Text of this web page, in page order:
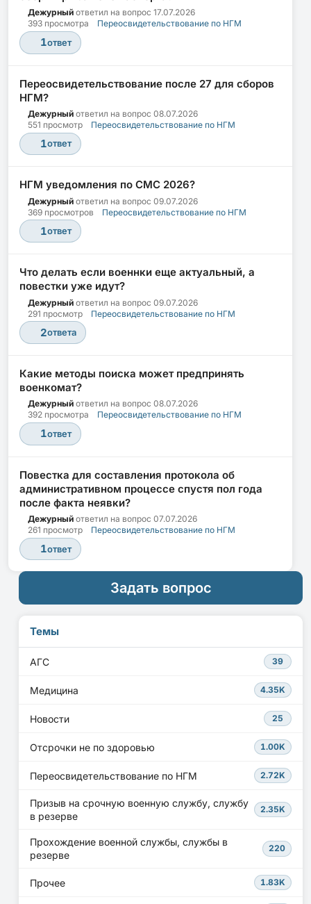
Дежурный ответил на вопрос 17.07.2026
393 просмотра
Переосвидетельствование по НГМ
1ответ
Переосвидетельствование после 27 для сборов
НГМ?
Дежурный ответил на вопрос 08.07.2026
551 просмотр
Переосвидетельствование по НГМ
1ответ
НГМ уведомления по СМС 2026?
Дежурный ответил на вопрос 09.07.2026
369 просмотров
Переосвидетельствование по НГМ
1ответ
Что делать если военнки еще актуальный, а
повестки уже идут?
Дежурный ответил на вопрос 09.07.2026
291 просмотр
Переосвидетельствование по НГМ
2ответа
Какие методы поиска может предпринять
военкомат?
Дежурный ответил на вопрос 08.07.2026
392 просмотра
Переосвидетельствование по НГМ
1ответ
Повестка для составления протокола об
административном процессе спустя пол года
после факта неявки?
Дежурный ответил на вопрос 07.07.2026
261 просмотр
Переосвидетельствование по НГМ
1ответ
Задать вопрос
Темы
АГС 39
Медицина 4.35K
Новости 25
Отсрочки не по здоровью 1.00K
Переосвидетельствование по НГМ 2.72K
Призыв на срочную военную службу, службу
в резерве
2.35K
Прохождение военной службы, службы в
резерве
220
Прочее 1.83K